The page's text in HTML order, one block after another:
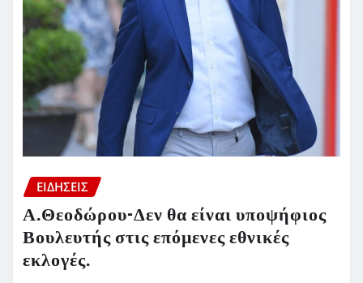
ΕΙΔΗΣΕΙΣ
Α.Θεοδώρου-Δεν θα είναι υποψήφιος
Βουλευτής στις επόμενες εθνικές
εκλογές.